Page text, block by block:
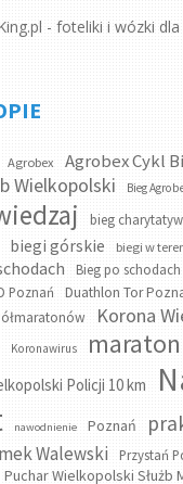
Agrobex Agrobex Cykl
Wielkopolski Bieg
bieg
biegi górskie biegi w
Bieg po
Poznań Duathlon Tor
Korona
Koronawirus maraton
Policji 10 km
nawodnienie Poznań
Walewski Przystań
Puchar Wielkopolski Służb